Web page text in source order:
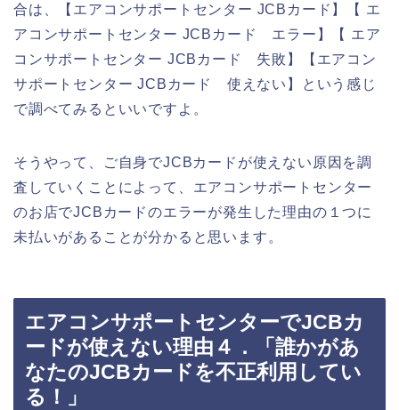
合は、【エアコンサポートセンター JCBカード】【 エ
アコンサポートセンター JCBカード エラー】【 エア
コンサポートセンター JCBカード 失敗】【エアコン
サポートセンター JCBカード 使えない】という感じ
で調べてみるといいですよ。
そうやって、ご自身でJCBカードが使えない原因を調
査していくことによって、エアコンサポートセンター
のお店でJCBカードのエラーが発生した理由の１つに
未払いがあることが分かると思います。
エアコンサポートセンターでJCBカ
ードが使えない理由４．「誰かがあ
なたのJCBカードを不正利用してい
る！」